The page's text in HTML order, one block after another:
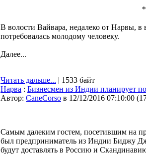
В волости Вайвара, недалеко от Нарвы,
потребовалась молодому человеку.
Далее...
Читать дальше... | 1533 байт
Нарва : Бизнесмен из Индии планирует
Автор: CaneCorso в 12/12/2016 07:10:00 (
Самым далеким гостем, посетившим на
был предприниматель из Индии Биджу
будут доставлять в Россию и